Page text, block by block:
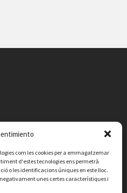
com les cookies per a emmagatzemar
d'estes tecnologies ens permetrà
o les identificacions úniques en este lloc.
unes certes característiques i